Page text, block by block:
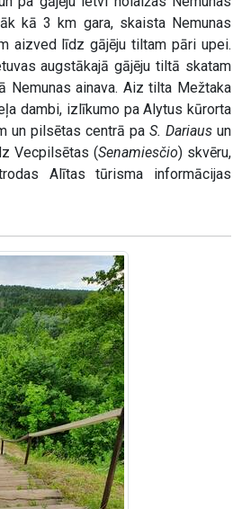
kā 3 km gara, skaista Nemunas
aizved līdz gājēju tiltam pāri upei.
augstākajā gājēju tiltā skatam
Nemunas ainava. Aiz tilta Mežtaka
dambi, izlīkumo pa Alytus kūrorta
un pilsētas centrā pa S. Dariaus un
Vecpilsētas (Senamiesčio) skvēru,
Alītas tūrisma informācijas